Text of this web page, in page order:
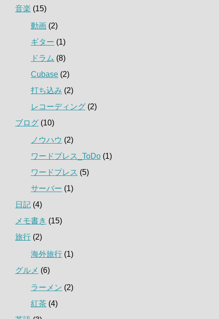
音楽 (15)
動画 (2)
ギター (1)
ドラム (8)
Cubase (2)
打ち込み (2)
レコーディング (2)
ブログ (10)
ノウハウ (2)
ワードプレス_ToDo (1)
ワードプレス (5)
サーバー (1)
日記 (4)
メモ書き (15)
旅行 (2)
海外旅行 (1)
グルメ (6)
ラーメン (2)
紅茶 (4)